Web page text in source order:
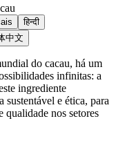
हिन्दी
中文
do cacau, há um
infinitas: a
ingrediente
e ética, para
qualidade nos setores